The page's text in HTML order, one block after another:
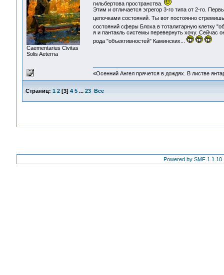
Сaementarius Civitas
Solis Aeterna
гильбертова пространства.
Этим и отличается эгрегор 3-го типа от 2-го.
цепочками состояний. Ты вот постоянно
состояний сферы Блоха в тоталитарную клетку
я и пантакль системы перевернуть хочу. Сейчас
рода "объективностей" Каминских...
«Осенний Ангел прячется в дождях. В листве
Страниц: 1 2[3] 4 5 ... 23 Все
Powered by SMF 1.1.10